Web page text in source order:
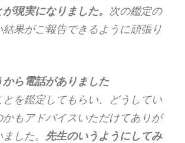
現実になりました。 次の鑑定の
結果がご報告できるように頑張り
から電話がありました
とを鑑定してもらい、どうしてい
かもアドバイスいただけてありが
した。 先生のいうようにしてみ